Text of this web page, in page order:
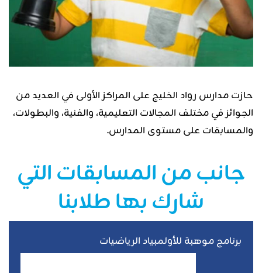
حازت مدارس رواد الخليج على المراكز الأولى في العديد من
الجوائز في مختلف المجالات التعليمية، والفنية، والبطولات،
والمسابقات على مستوى المدارس.
جانب من المسابقات التي
شارك بها طلابنا
برنامج موهبة للأولمبياد الرياضيات